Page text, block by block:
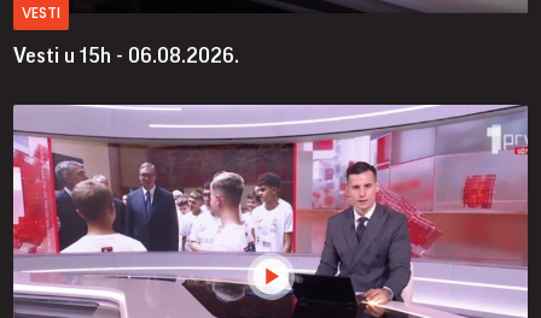
VESTI
Vesti u 15h - 06.08.2026.